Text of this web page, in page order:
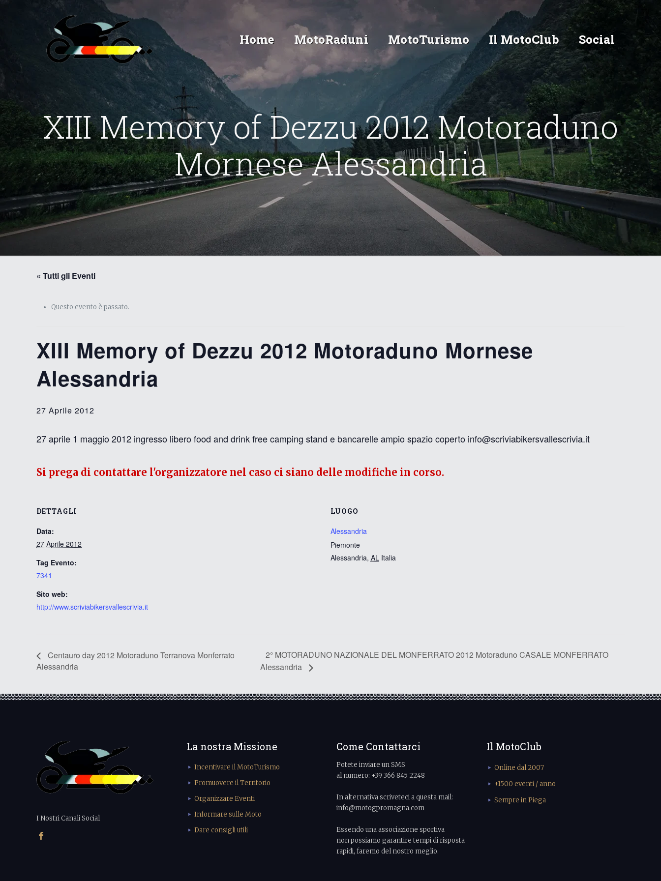
Home MotoRaduni MotoTurismo Il MotoClub Social
XIII Memory of Dezzu 2012 Motoraduno
Mornese Alessandria
« Tutti gli Eventi
Questo evento è passato.
XIII Memory of Dezzu 2012 Motoraduno Mornese
Alessandria
27 Aprile 2012
27 aprile 1 maggio 2012 ingresso libero food and drink free camping stand e bancarelle ampio spazio coperto info@scriviabikersvallescrivia.it
DETTAGLI
Data:
27 Aprile 2012
Tag Evento:
7341
Sito web:
http://www.scriviabikersvallescrivia.it
LUOGO
Alessandria
Piemonte
Alessandria, AL Italia
Si prega di contattare l'organizzatore nel caso ci siano delle modifiche in corso.
Centauro day 2012 Motoraduno Terranova Monferrato
Alessandria
2° MOTORADUNO NAZIONALE DEL MONFERRATO 2012 Motoraduno CASALE MONFERRATO
Alessandria
I Nostri Canali Social
La nostra Missione
Incentivare il MotoTurismo
Promuovere il Territorio
Organizzare Eventi
Informare sulle Moto
Dare consigli utili
Come Contattarci
Potete inviare un SMS
al numero: +39 366 845 2248
In alternativa scriveteci a questa mail:
info@motogpromagna.com
Essendo una associazione sportiva
non possiamo garantire tempi di risposta
rapidi, faremo del nostro meglio.
Il MotoClub
Online dal 2007
+1500 eventi / anno
Sempre in Piega